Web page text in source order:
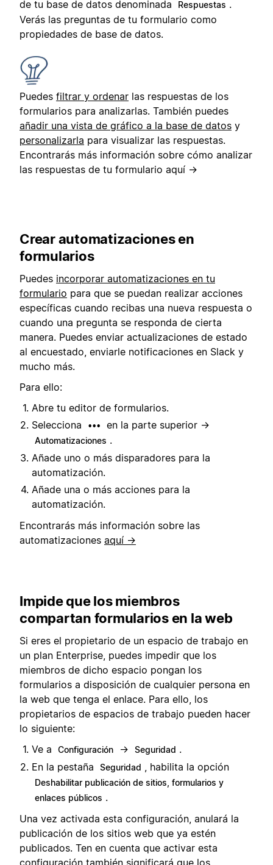
de tu base de datos denominada Respuestas .
Verás las preguntas de tu formulario como
propiedades de base de datos.
Puedes filtrar y ordenar las respuestas de los
formularios para analizarlas. También puedes
añadir una vista de gráfico a la base de datos y
personalizarla para visualizar las respuestas.
Encontrarás más información sobre cómo analizar
las respuestas de tu formulario aquí →
Crear automatizaciones en
formularios
Puedes incorporar automatizaciones en tu
formulario para que se puedan realizar acciones
específicas cuando recibas una nueva respuesta o
cuando una pregunta se responda de cierta
manera. Puedes enviar actualizaciones de estado
al encuestado, enviarle notificaciones en Slack y
mucho más.
Para ello:
Abre tu editor de formularios.
Selecciona
••• en la parte superior →
Automatizaciones .
Añade uno o más disparadores para la
automatización.
Añade una o más acciones para la
automatización.
Encontrarás más información sobre las
automatizaciones aquí →
Impide que los miembros
compartan formularios en la web
Si eres el propietario de un espacio de trabajo en
un plan Enterprise, puedes impedir que los
miembros de dicho espacio pongan los
formularios a disposición de cualquier persona en
la web que tenga el enlace. Para ello, los
propietarios de espacios de trabajo pueden hacer
lo siguiente:
Ve a
Configuración → Seguridad .
En la pestaña
Seguridad , habilita la opción
Deshabilitar publicación de sitios, formularios y
enlaces públicos .
Una vez activada esta configuración, anulará la
publicación de los sitios web que ya estén
publicados. Ten en cuenta que activar esta